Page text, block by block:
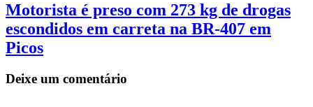
Motorista é preso com 273 kg de drogas
escondidos em carreta na BR-407 em
Picos
Deixe um comentário